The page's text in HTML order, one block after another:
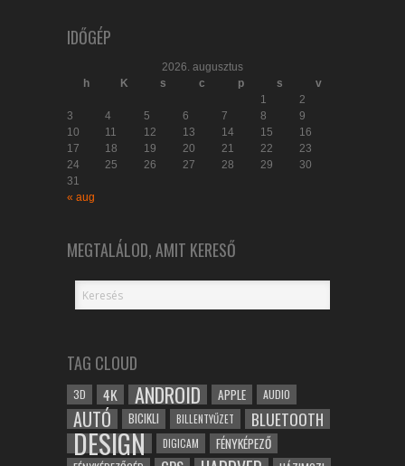
IDŐGÉP
2026. augusztus
h
K s c p s
v
1
2
3
4 5 6 7 8
9
10
11 12 13 14 15
16
17
18 19 20 21 22
23
24
25 26 27 28 29
30
31
« aug
MEGTALÁLOD, AMIT KERESŐ
TAG CLOUD
3D 4K ANDROID APPLE AUDIO
AUTÓ BICIKLI BILLENTYŰZET BLUETOOTH
DESIGN DIGICAM FÉNYKÉPEZŐ